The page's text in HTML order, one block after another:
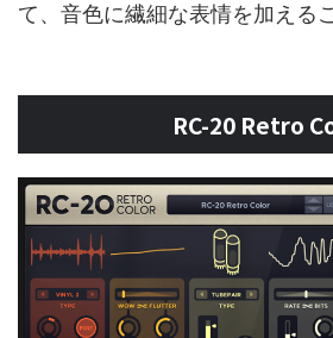
て、音色に繊細な表情を加える
RC-20 Retro